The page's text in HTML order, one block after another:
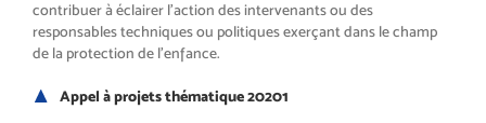
contribuer à éclairer l’action des intervenants ou des
responsables techniques ou politiques exerçant dans le champ
de la protection de l’enfance.
Appel à projets thématique 20201